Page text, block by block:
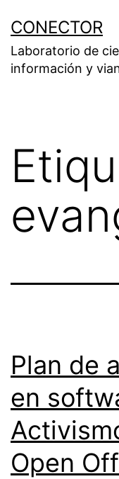
contenido
CONECTOR
Laboratorio de
información y
Plan de
en
Open